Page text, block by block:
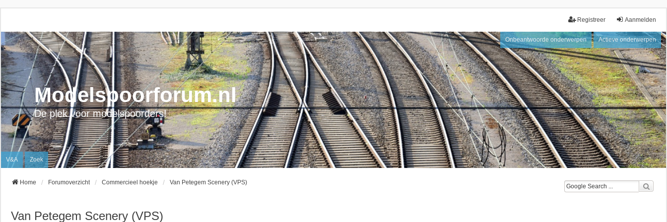
Aanmelden
Registreer
Onbeantwoorde onderwerpen Actieve onderwerpen
Modelspoorforum.nl
De plek voor modelspoorders!
V&A Zoek
Home Forumoverzicht Commercieel hoekje Van Petegem Scenery (VPS)
Van Petegem Scenery (VPS)